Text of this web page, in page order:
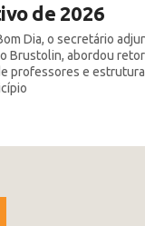
de 2026
Dia, o secretário
Brustolin, abordou
professores e estrutura